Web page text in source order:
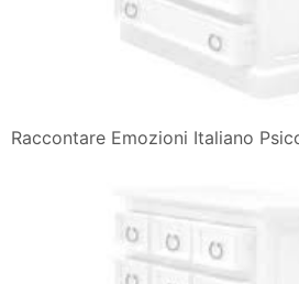
Raccontare Emozioni Italiano